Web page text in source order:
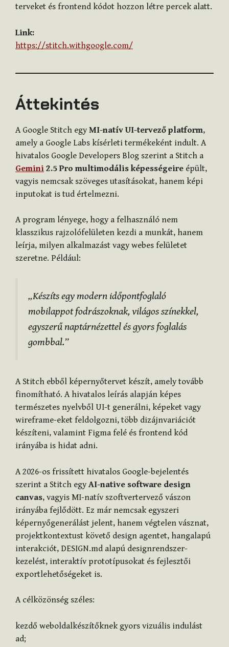
terveket és frontend kódot hozzon létre percek alatt.
Link:
https://stitch.withgoogle.com/
Áttekintés
A Google Stitch egyMI-natív UI-tervező platform,
amely a Google Labs kísérleti termékeként indult. A
hivatalos Google Developers Blog szerint a Stitch a
Gemini 2.5 Pro multimodális képességeire épült,
vagyis nemcsak szöveges utasításokat, hanem képi
inputokat is tud értelmezni.
A program lényege, hogy a felhasználó nem
klasszikus rajzolófelületen kezdi a munkát, hanem
leírja, milyen alkalmazást vagy webes felületet
szeretne. Például:
„Készíts egy modern időpontfoglaló
mobilappot fodrászoknak, világos színekkel,
egyszerű naptárnézettel és gyors foglalás
gombbal.”
A Stitch ebből képernyőtervet készít, amely tovább
finomítható. A hivatalos leírás alapján képes
természetes nyelvből UI-t generálni, képeket vagy
wireframe-eket feldolgozni, több dizájnvariációt
készíteni, valamint Figma felé és frontend kód
irányába is hidat adni.
A 2026-os frissített hivatalos Google-bejelentés
szerint a Stitch egyAI-native software design
canvas, vagyis MI-natív szoftvertervező vászon
irányába fejlődött. Ez már nemcsak egyszeri
képernyőgenerálást jelent, hanem végtelen vásznat,
projektkontextust követő design agentet, hangalapú
interakciót, DESIGN.md alapú designrendszer-
kezelést, interaktív prototípusokat és fejlesztői
exportlehetőségeket is.
A célközönség széles:
kezdő weboldalkészítőknek gyors vizuális indulást
ad;